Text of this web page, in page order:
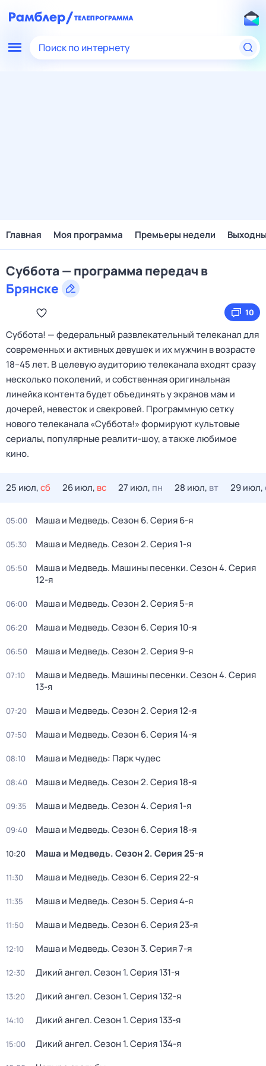
Поиск по интернету
Главная Моя программа Премьеры недели
Суббота — программа передач в
Брянске
10
Cуббота! — федеральный развлекательный телеканал для
современных и активных девушек и их мужчин в возрасте
18–45 лет. В целевую аудиторию телеканала входят сразу
несколько поколений, и собственная оригинальная
линейка контента будет объединять у экранов мам и
дочерей, невесток и свекровей. Программную сетку
нового телеканала «Суббота!» формируют культовые
сериалы, популярные реалити-шоу, а также любимое
кино.
25 июл,сб 26 июл, вс 27 июл, пн 28 июл, вт 29 июл,
05:00 Маша и Медведь. Сезон 6. Серия 6-я
05:30 Маша и Медведь. Сезон 2. Серия 1-я
05:50 Маша и Медведь. Машины песенки. Сезон 4. Серия
12-я
06:00 Маша и Медведь. Сезон 2. Серия 5-я
06:20 Маша и Медведь. Сезон 6. Серия 10-я
06:50 Маша и Медведь. Сезон 2. Серия 9-я
07:10 Маша и Медведь. Машины песенки. Сезон 4. Серия
13-я
07:20 Маша и Медведь. Сезон 2. Серия 12-я
07:50 Маша и Медведь. Сезон 6. Серия 14-я
08:10 Маша и Медведь: Парк чудес
08:40 Маша и Медведь. Сезон 2. Серия 18-я
09:35 Маша и Медведь. Сезон 4. Серия 1-я
09:40 Маша и Медведь. Сезон 6. Серия 18-я
10:20 Маша и Медведь. Сезон 2. Серия 25-я
11:30 Маша и Медведь. Сезон 6. Серия 22-я
11:35 Маша и Медведь. Сезон 5. Серия 4-я
11:50 Маша и Медведь. Сезон 6. Серия 23-я
12:10 Маша и Медведь. Сезон 3. Серия 7-я
12:30 Дикий ангел. Сезон 1. Серия 131-я
13:20 Дикий ангел. Сезон 1. Серия 132-я
14:10 Дикий ангел. Сезон 1. Серия 133-я
15:00 Дикий ангел. Сезон 1. Серия 134-я